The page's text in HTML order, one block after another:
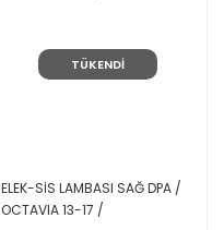
TÜKENDİ
ELEK-SİS LAMBASI SAĞ DPA /
OCTAVIA 13-17 /